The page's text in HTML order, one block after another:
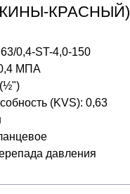
КРАСНЫЙ)
0,4-ST-4,0-150
МПА
(KVS): 0,63
давления